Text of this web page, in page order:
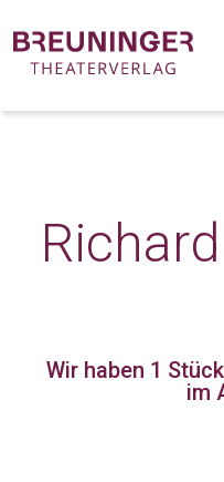
Wir haben 1 Stück
im